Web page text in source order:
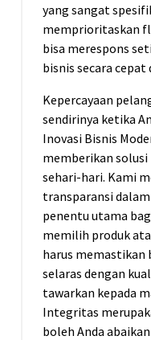
yang sangat
memprioritaskan
bisa merespons
bisnis secara cepat
Kepercayaan
sendirinya ketika
Inovasi Bisnis
memberikan
sehari-hari. Kami
transparansi
penentu utama
memilih produk
harus memastikan
selaras dengan
tawarkan kepada
Integritas
boleh Anda